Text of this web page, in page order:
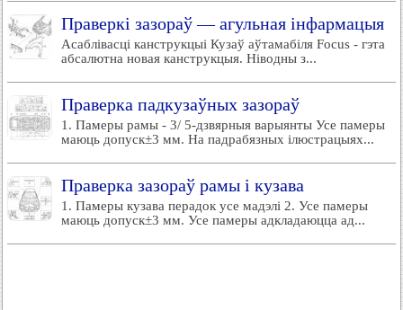
Праверкі зазораў — агульная інфармацыя
Асаблівасці канструкцыі Кузаў аўтамабіля Focus - гэта
абсалютна новая канструкцыя. Ніводны з...
Праверка падкузаўных зазораў
1. Памеры рамы - 3/ 5-дзвярныя варыянты Усе памеры
маюць допуск±3 мм. На падрабязных ілюстрацыях...
Праверка зазораў рамы і кузава
1. Памеры кузава перадок усе мадэлі 2. Усе памеры
маюць допуск±3 мм. Усе памеры адкладаюцца ад...